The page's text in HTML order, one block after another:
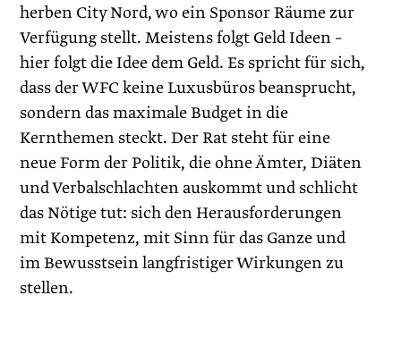
herben City Nord, wo ein Sponsor Räume zur
Verfügung stellt. Meistens folgt Geld Ideen –
hier folgt die Idee dem Geld. Es spricht für sich,
dass der WFC keine Luxusbüros beansprucht,
sondern das maximale Budget in die
Kernthemen steckt. Der Rat steht für eine
neue Form der Politik, die ohne Ämter, Diäten
und Verbalschlachten auskommt und schlicht
das Nötige tut: sich den Herausforderungen
mit Kompetenz, mit Sinn für das Ganze und
im Bewusstsein langfristiger Wirkungen zu
stellen.